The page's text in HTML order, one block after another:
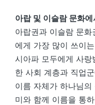
아랍 및 이슬람 문화에
아랍권과 이슬람 문
에게 가장 많이 쓰이
시아파 모두에게 사
한 사회 계층과 직업
이름 자체가 하나님
미와 함께 이름을 통